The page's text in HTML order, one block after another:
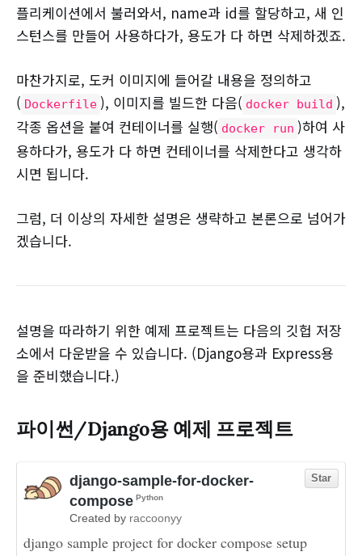
플리케이션에서 불러와서, name과 id를 할당하고, 새 인
스턴스를 만들어 사용하다가, 용도가 다 하면 삭제하겠죠.
마찬가지로, 도커 이미지에 들어갈 내용을 정의하고
( Dockerfile ), 이미지를 빌드한 다음( docker build ),
각종 옵션을 붙여 컨테이너를 실행( docker run )하여 사
용하다가, 용도가 다 하면 컨테이너를 삭제한다고 생각하
시면 됩니다.
그럼, 더 이상의 자세한 설명은 생략하고 본론으로 넘어가
겠습니다.
설명을 따라하기 위한 예제 프로젝트는 다음의 깃헙 저장
소에서 다운받을 수 있습니다. (Django용과 Express용
을 준비했습니다.)
파이썬/Django용 예제 프로젝트